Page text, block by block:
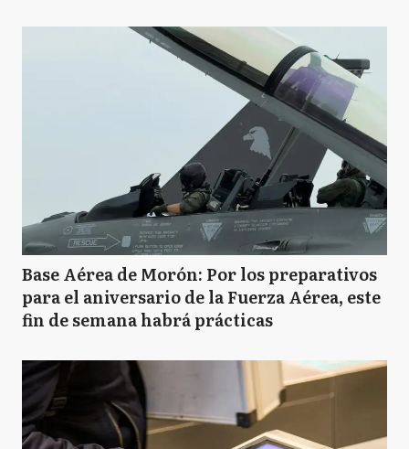
Base Aérea de Morón: Por los preparativos
para el aniversario de la Fuerza Aérea, este
fin de semana habrá prácticas